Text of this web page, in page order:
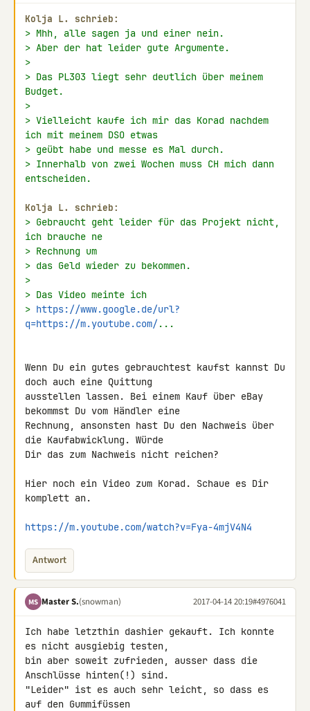
Kolja L. schrieb:
> Mhh, alle sagen ja und einer nein.
> Aber der hat leider gute Argumente.
>
> Das PL303 liegt sehr deutlich über meinem
Budget.
>
> Vielleicht kaufe ich mir das Korad nachdem
ich mit meinem DSO etwas
> geübt habe und messe es Mal durch.
> Innerhalb von zwei Wochen muss CH mich dann
entscheiden.
Kolja L. schrieb:
> Gebraucht geht leider für das Projekt nicht,
ich brauche ne
> Rechnung um
> das Geld wieder zu bekommen.
>
> Das Video meinte ich
> https://www.google.de/url?
q=https://m.youtube.com/...
Wenn Du ein gutes gebrauchtest kaufst kannst Du
doch auch eine Quittung
ausstellen lassen. Bei einem Kauf über eBay
bekommst Du vom Händler eine
Rechnung, ansonsten hast Du den Nachweis über
die Kaufabwicklung. Würde
Dir das zum Nachweis nicht reichen?
Hier noch ein Video zum Korad. Schaue es Dir
komplett an.
https://m.youtube.com/watch?v=Fya-4mjV4N4
Antwort
MS Master S.(snowman) 2017-04-14 20:19#4976041
Ich habe letzthin dashier gekauft. Ich konnte
es nicht ausgiebig testen,
bin aber soweit zufrieden, ausser dass die
Anschlüsse hinten(!) sind.
"Leider" ist es auch sehr leicht, so dass es
auf den Gummifüssen